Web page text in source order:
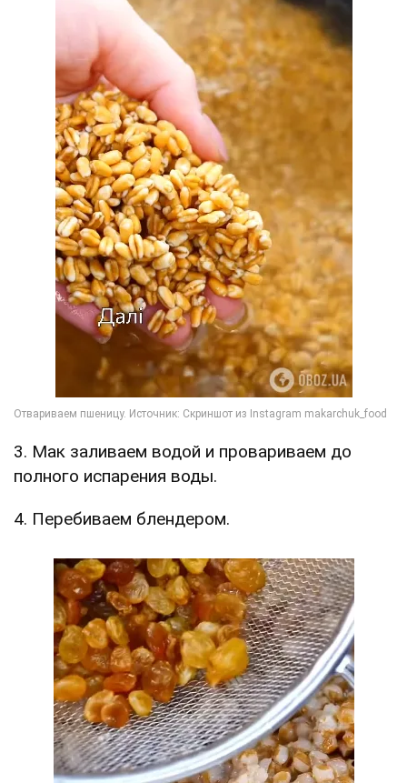
3. Мак заливаем водой и провариваем до
полного испарения воды.
4. Перебиваем блендером.